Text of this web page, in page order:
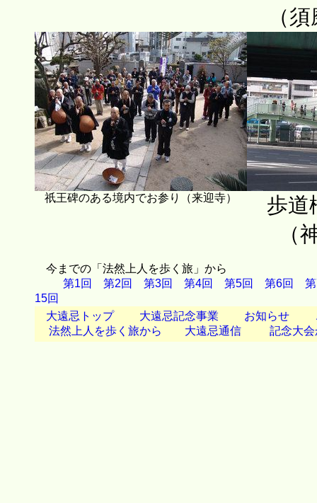
（
祇王碑のある境内でお参り（来迎寺）
歩道
（
今までの「法然上人を歩く旅」から
第1回
第2回 第3回 第4回 第5回 第6回
15回
大遠忌トップ
大遠忌記念事業 お知らせ
法然上人を歩く旅から
大遠忌通信 記念大